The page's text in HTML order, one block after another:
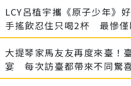
LCY呂植宇攜《原子少年》
手搖飲忍住只喝2杯 最慘僅
大提琴家馬友友再度來臺！
宴 每次訪臺都帶來不同驚